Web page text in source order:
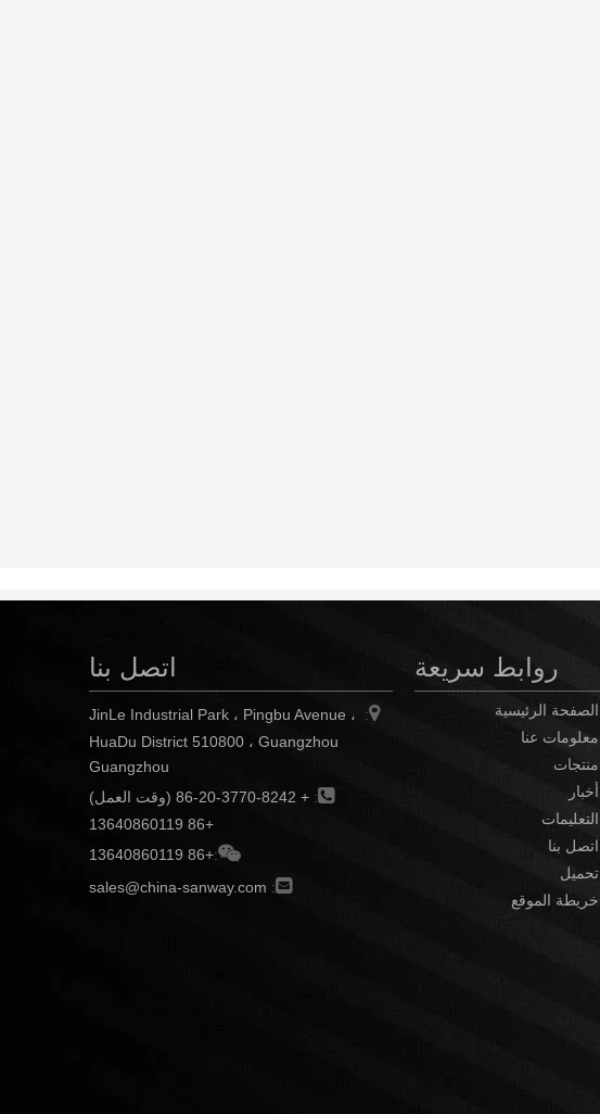
اتصل بنا

:
JinLe Industrial Park ، Pingbu Avenue ،
HuaDu District 510800 ، Guangzhou
Guangzhou

: + 86-20-3770-8242 (وقت العمل)
+86 13640860119

:
+86 13640860119

:
sales@china-sanway.com
روابط سريعة
الصفحة الرئيسية
معلومات عنا
منتجات
أخبار
التعليمات
اتصل بنا
تحميل
خريطة الموقع